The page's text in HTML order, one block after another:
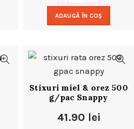
ADAUGĂ ÎN COȘ
Stixuri miel & orez 500
g/pac Snappy
41.90 lei